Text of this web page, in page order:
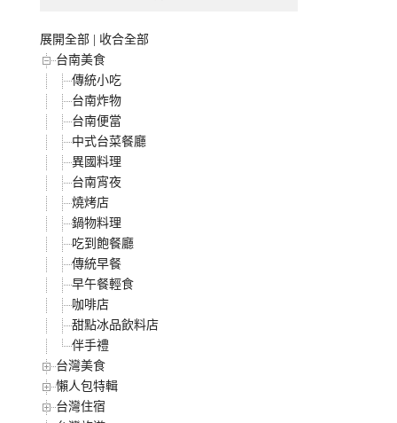
展開全部
收合全部
台南美食
傳統小吃
台南炸物
台南便當
中式台菜餐廳
異國料理
台南宵夜
燒烤店
鍋物料理
吃到飽餐廳
傳統早餐
早午餐輕食
咖啡店
甜點冰品飲料店
伴手禮
台灣美食
懶人包特輯
台灣住宿